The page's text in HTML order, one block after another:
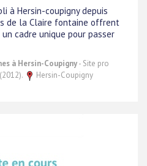
à Hersin-coupigny depuis
de la Claire fontaine offrent
cadre unique pour passer
à Hersin-Coupigny- Site pro
Hersin-Coupigny